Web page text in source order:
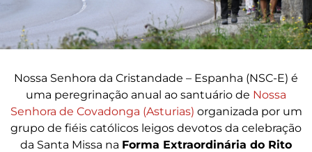
Nossa Senhora da Cristandade – Espanha (NSC-E) é
uma peregrinação anual ao santuário de Nossa
Senhora de Covadonga (Asturias) organizada por um
grupo de fiéis católicos leigos devotos da celebração
da Santa Missa na Forma Extraordinária do Rito